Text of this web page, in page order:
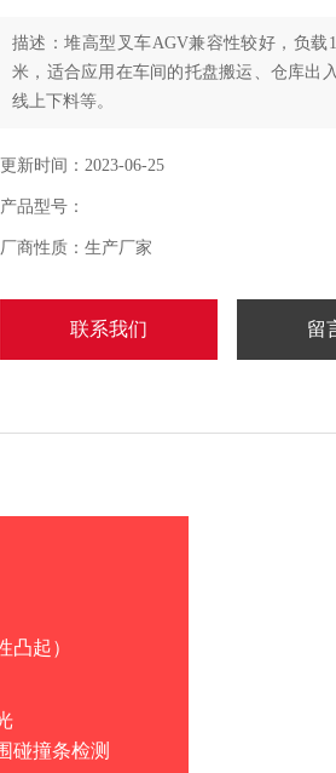
描述：堆高型叉车AGV兼容性较好，负载
米，适合应用在车间的托盘搬运、仓库出
线上下料等。
更新时间：2023-06-25
产品型号：
厂商性质：生产厂家
联系我们 留
凸起）
碰撞条检测